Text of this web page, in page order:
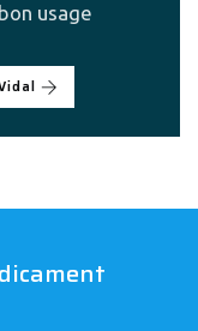
usage